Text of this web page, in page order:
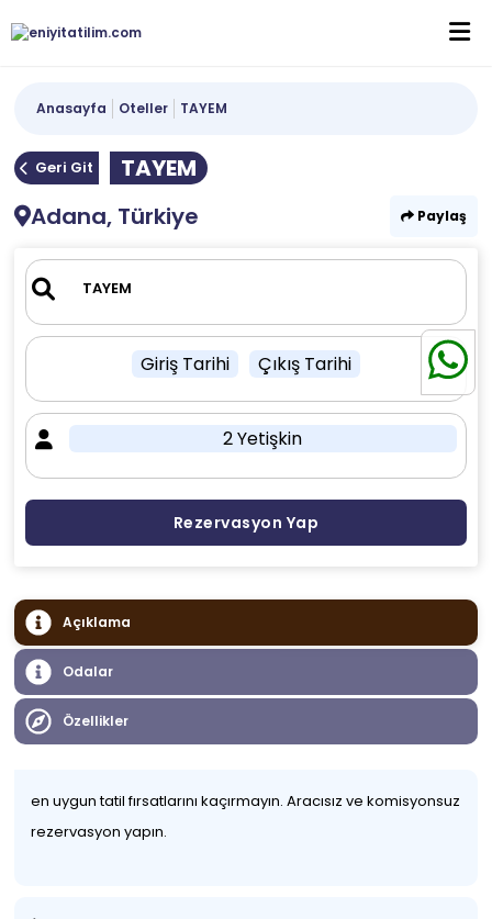
Anasayfa Oteller TAYEM
Geri Git
TAYEM
Adana, Türkiye
Paylaş
Giriş Tarihi Çıkış Tarihi
2 Yetişkin
Rezervasyon Yap
Açıklama
Odalar
Özellikler
en uygun tatil fırsatlarını kaçırmayın. Aracısız ve komisyonsuz
rezervasyon yapın.